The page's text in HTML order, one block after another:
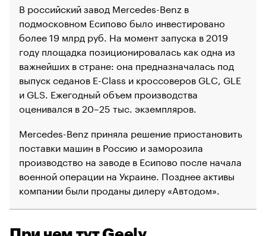
В российский завод Mercedes-Benz в
подмосковном Есипово было инвестировано
более 19 млрд руб. На момент запуска в 2019
году площадка позиционировалась как одна из
важнейших в стране: она предназначалась под
выпуск седанов E-Class и кроссоверов GLC, GLE
и GLS. Ежегодный объем производства
оценивался в 20–25 тыс. экземпляров.
Mercedes-Benz приняла решение приостановить
поставки машин в Россию и заморозила
производство на заводе в Есипово после начала
военной операции на Украине. Позднее активы
компании были проданы дилеру «Автодом».